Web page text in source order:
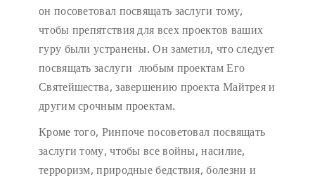
он посоветовал посвящать заслуги тому,
чтобы препятствия для всех проектов ваших
гуру были устранены. Он заметил, что следует
посвящать заслуги любым проектам Его
Святейшества, завершению проекта Майтрея и
другим срочным проектам.
Кроме того, Ринпоче посоветовал посвящать
заслуги тому, чтобы все войны, насилие,
терроризм, природные бедствия, болезни и